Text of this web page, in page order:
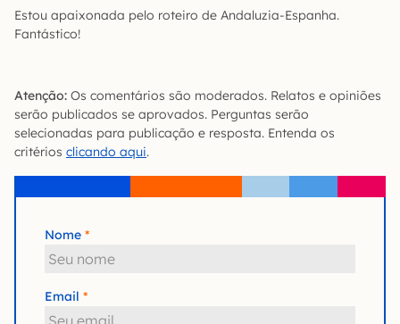
Estou apaixonada pelo roteiro de Andaluzia-Espanha.
Fantástico!
Atenção: Os comentários são moderados. Relatos e opiniões
serão publicados se aprovados. Perguntas serão
selecionadas para publicação e resposta. Entenda os
critérios clicando aqui.
Nome
Email